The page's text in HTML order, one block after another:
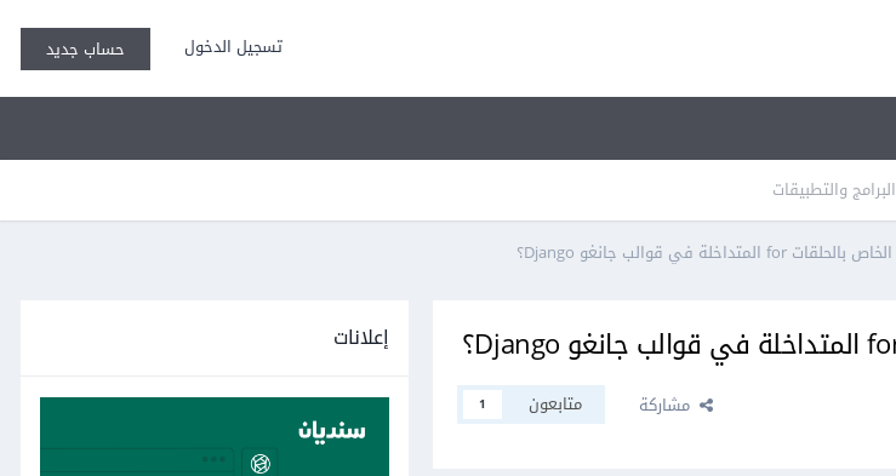
تسجيل الدخول حساب جديد
البرامج والتطبيقات
مشاركة متابعون 1
إعلانات